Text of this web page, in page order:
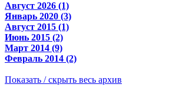
Август 2026 (1)
Январь 2020 (3)
Август 2015 (1)
Июнь 2015 (2)
Март 2014 (9)
Февраль 2014 (2)
Показать / скрыть весь архив